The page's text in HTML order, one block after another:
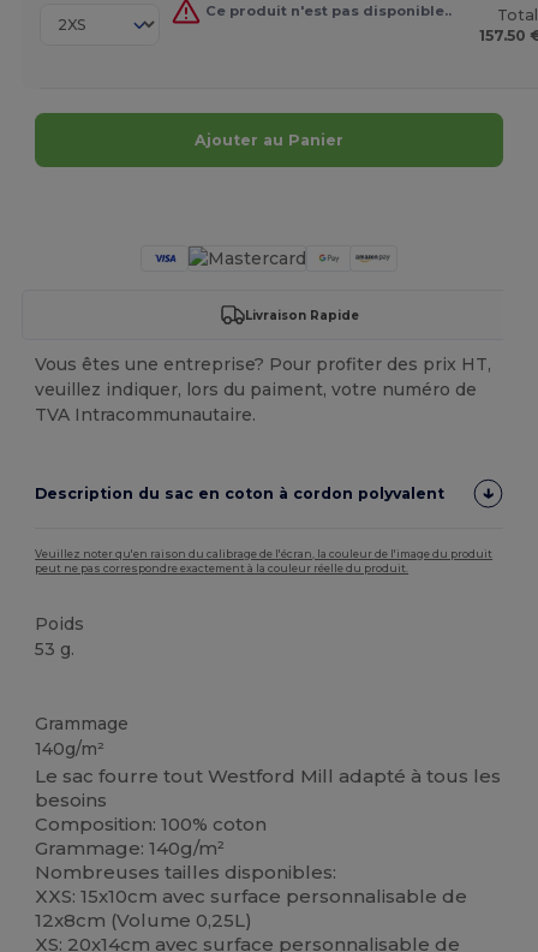
Ce produit n'est pas disponible..
157.50
Ajouter au Panier
Livraison Rapide
Vous êtes une entreprise? Pour profiter des prix HT,
veuillez indiquer, lors du paiment, votre numéro de
TVA Intracommunautaire.
Description du sac en coton à cordon polyvalent
Veuillez noter qu'en raison du calibrage de l'écran, la couleur de l'image du produit
peut ne pas correspondre exactement à la couleur réelle du produit.
Poids
53 g.
Grammage
140g/m²
Le sac fourre tout Westford Mill adapté à tous les
besoins
Composition: 100% coton
Grammage: 140g/m²
Nombreuses tailles disponibles:
XXS: 15x10cm avec surface personnalisable de
12x8cm (Volume 0,25L)
XS: 20x14cm avec surface personnalisable de